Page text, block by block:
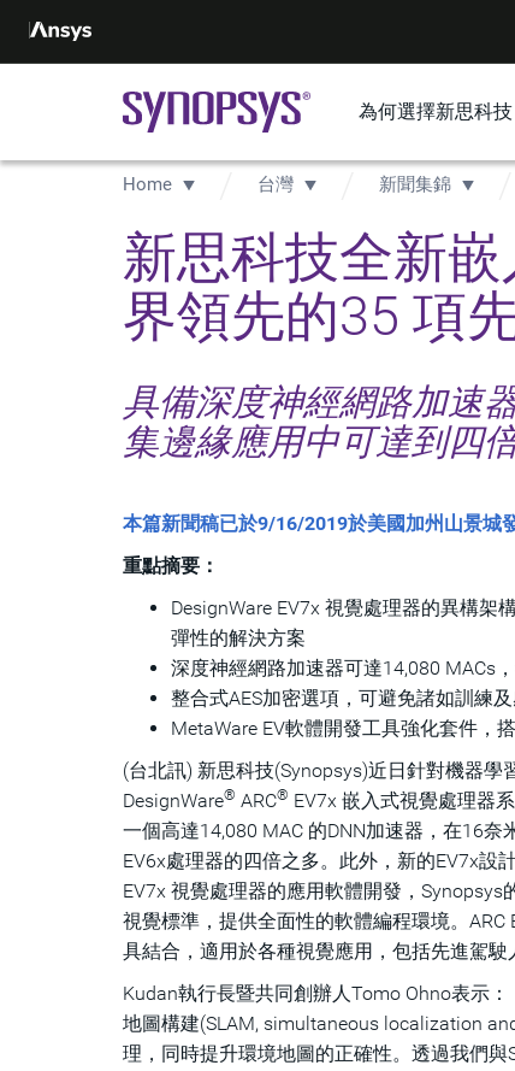
為何選擇新思科技
Home 台灣 新聞集錦
新思科技全新
界領先的35 項
具備深度神經網路加速
集邊緣應用中可達到四
本篇新聞稿已於9/16/2019於美國加州山景城
重點摘要：
DesignWare EV7x 視覺處理器的異構架
彈性的解決方案
深度神經網路加速器可達14,080 MACs
整合式AES加密選項，可避免諸如訓練
MetaWare EV軟體開發工具強化套件，
(台北訊) 新思科技(Synopsys)近日針對機器
DesignWare® ARC® EV7x 嵌入式視覺處理器
一個高達14,080 MAC 的DNN加速器，在16
EV6x處理器的四倍之多。此外，新的EV7x設
EV7x 視覺處理器的應用軟體開發，Synopsys
視覺標準，提供全面性的軟體編程環境。
具結合，適用於各種視覺應用，包括先進駕駛
Kudan執行長暨共同創辦人Tomo Ohno表示
地圖構建(SLAM, simultaneous localization
理，同時提升環境地圖的正確性。透過我們